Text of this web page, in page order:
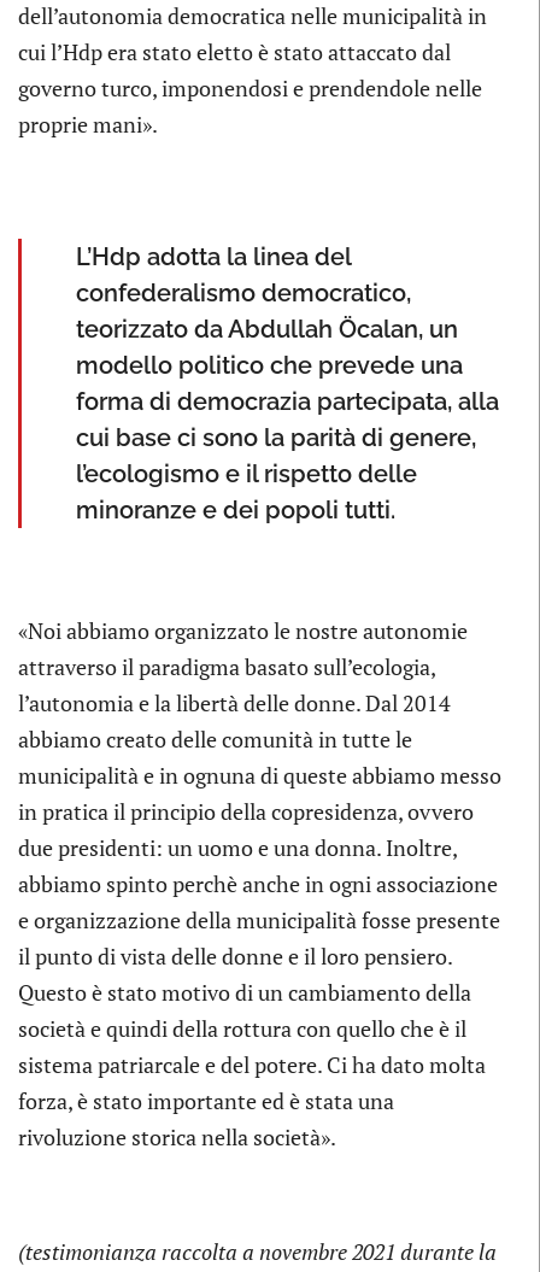
dell’autonomia democratica nelle municipalità in
cui l’Hdp era stato eletto è stato attaccato dal
governo turco, imponendosi e prendendole nelle
proprie mani».
L’Hdp adotta la linea del
confederalismo democratico,
teorizzato da Abdullah Öcalan, un
modello politico che prevede una
forma di democrazia partecipata, alla
cui base ci sono la parità di genere,
l’ecologismo e il rispetto delle
minoranze e dei popoli tutti.
«Noi abbiamo organizzato le nostre autonomie
attraverso il paradigma basato sull’ecologia,
l’autonomia e la libertà delle donne. Dal 2014
abbiamo creato delle comunità in tutte le
municipalità e in ognuna di queste abbiamo messo
in pratica il principio della copresidenza, ovvero
due presidenti: un uomo e una donna. Inoltre,
abbiamo spinto perchè anche in ogni associazione
e organizzazione della municipalità fosse presente
il punto di vista delle donne e il loro pensiero.
Questo è stato motivo di un cambiamento della
società e quindi della rottura con quello che è il
sistema patriarcale e del potere. Ci ha dato molta
forza, è stato importante ed è stata una
rivoluzione storica nella società».
(testimonianza raccolta a novembre 2021 durantela